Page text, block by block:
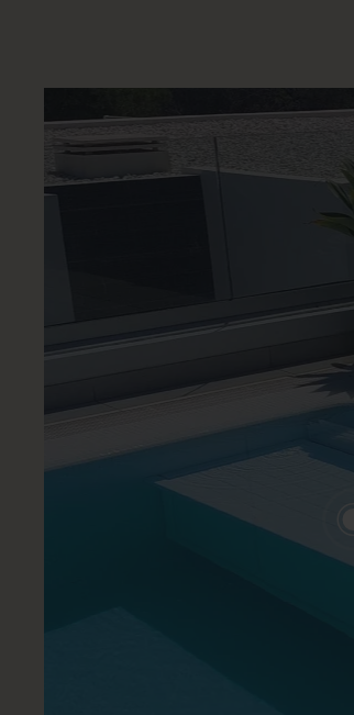
VAMOS FALAR SOBRE O SEU PROJETO
Assessoria e Consultoria